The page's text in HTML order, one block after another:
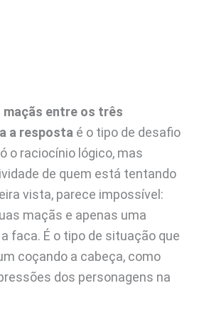
maçãs entre os três
a resposta é o tipo de desafio
o raciocínio lógico, mas
de quem está tentando
vista, parece impossível:
maçãs e apenas uma
faca. É o tipo de situação que
coçando a cabeça, como
dos personagens na